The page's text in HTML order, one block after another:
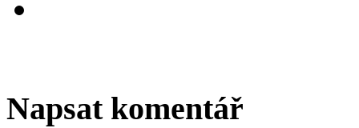
Napsat komentář